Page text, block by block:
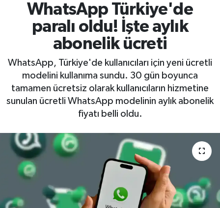
WhatsApp Türkiye'de
paralı oldu! İşte aylık
abonelik ücreti
WhatsApp, Türkiye'de kullanıcıları için yeni ücretli
modelini kullanıma sundu. 30 gün boyunca
tamamen ücretsiz olarak kullanıcıların hizmetine
sunulan ücretli WhatsApp modelinin aylık abonelik
fiyatı belli oldu.
Tüm Manşetler
Son Dakika Haberleri
Haber Arşivi